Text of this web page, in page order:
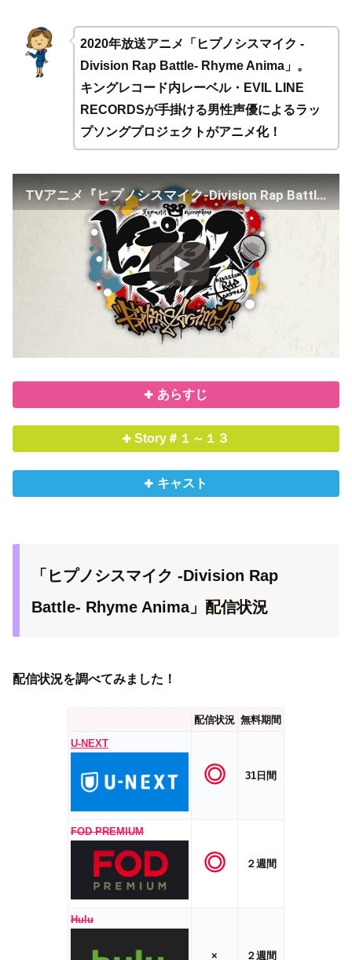
2020年放送アニメ「ヒプノシスマイク -
Division Rap Battle- Rhyme Anima」。
キングレコード内レーベル・EVIL LINE
RECORDSが手掛ける男性声優によるラッ
プソングプロジェクトがアニメ化！
TVアニメ『ヒプノシスマイク-Division Rap Battle-』Rhyme Anima PV第2弾
あらすじ
Story＃１～１３
キャスト
「ヒプノシスマイク -Division Rap
Battle- Rhyme Anima」配信状況
配信状況を調べてみました！
配信状況 無料期間
U-NEXT
◎ 31日間
FOD PREMIUM
◎ ２週間
Hulu
× ２週間